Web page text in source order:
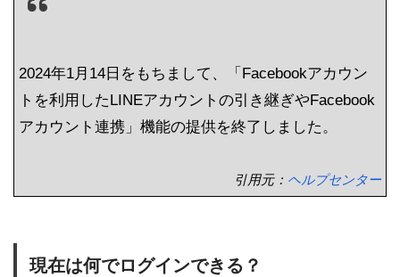
2024年1月14日をもちまして、「Facebookアカウン
トを利用したLINEアカウントの引き継ぎやFacebook
アカウント連携」機能の提供を終了しました。
引用元： ヘルプセンター
現在は何でログインできる？